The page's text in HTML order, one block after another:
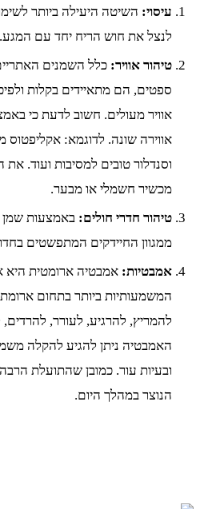
עיסוי: השיטה היעילה ביותר
לנצל את חוש הריח יחד עם המגע.
טיהור אוויר: כלל השמנים
ספטים, הם מתאיידים בקלות
אוויר מעולים. חשוב לדעת כי
אווירה שונה. לדוגמא: אקליפטוס
וסנדלור טובים למסיבות ועוד.
מכשיר חשמלי או מבער.
טיהור חדרי חולים: באמצעות שמן
ממגוון החיידקים המתפשטים
אמבטיות: אמבטיה ארומטית היא
המשמעותיות ביותר בתחום
להמריץ, להרגיע, לעורר,
האמבטיה ניתן להגיע להקלה
ובעיות עור. כמובן שהתועלת
הנוצר במהלך היום.